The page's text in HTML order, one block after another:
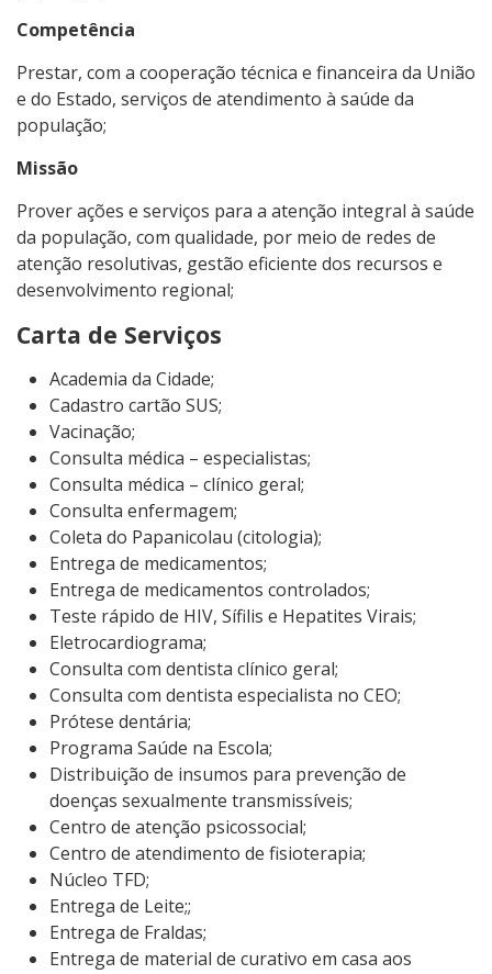
Competência
Prestar, com a cooperação técnica e financeira da União
e do Estado, serviços de atendimento à saúde da
população;
Missão
Prover ações e serviços para a atenção integral à saúde
da população, com qualidade, por meio de redes de
atenção resolutivas, gestão eficiente dos recursos e
desenvolvimento regional;
Carta de Serviços
Academia da Cidade;
Cadastro cartão SUS;
Vacinação;
Consulta médica – especialistas;
Consulta médica – clínico geral;
Consulta enfermagem;
Coleta do Papanicolau (citologia);
Entrega de medicamentos;
Entrega de medicamentos controlados;
Teste rápido de HIV, Sífilis e Hepatites Virais;
Eletrocardiograma;
Consulta com dentista clínico geral;
Consulta com dentista especialista no CEO;
Prótese dentária;
Programa Saúde na Escola;
Distribuição de insumos para prevenção de
doenças sexualmente transmissíveis;
Centro de atenção psicossocial;
Centro de atendimento de fisioterapia;
Núcleo TFD;
Entrega de Leite;;
Entrega de Fraldas;
Entrega de material de curativo em casa aos